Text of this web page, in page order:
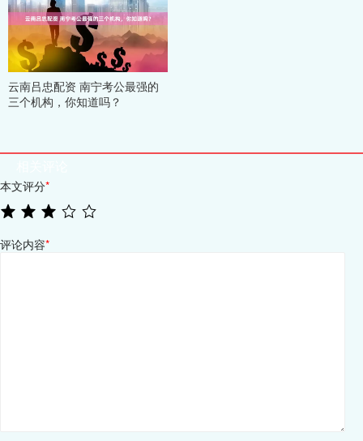
云南吕忠配资 南宁考公最强的
三个机构，你知道吗？
本文评分*
评论内容*